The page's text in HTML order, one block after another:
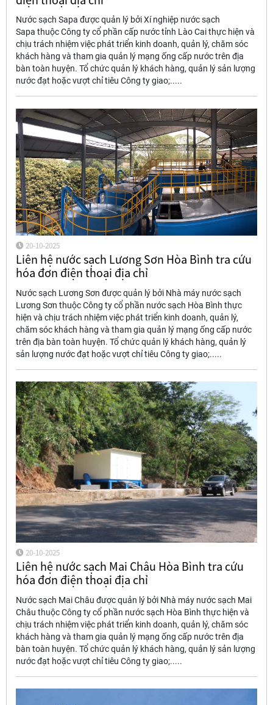
Nước sạch Sapa được quản lý bởi Xí nghiệp nước sạch
Sapa thuộc Công ty cổ phần cấp nước tỉnh Lào Cai thực hiện và
chịu trách nhiệm việc phát triển kinh doanh, quản lý, chăm sóc
khách hàng và tham gia quản lý mạng ống cấp nước trên địa
bàn toàn huyện. Tổ chức quản lý khách hàng, quản lý sản lượng
nước đạt hoặc vượt chỉ tiêu Công ty giao;.....
20-10-2025
Liên hệ nước sạch Lương Sơn Hòa Bình tra cứu
hóa đơn điện thoại địa chỉ
Nước sạch Lương Sơn được quản lý bởi Nhà máy nước sạch
Lương Sơn thuộc Công ty cổ phần nước sạch Hòa Bình thực
hiện và chịu trách nhiệm việc phát triển kinh doanh, quản lý,
chăm sóc khách hàng và tham gia quản lý mạng ống cấp nước
trên địa bàn toàn huyện. Tổ chức quản lý khách hàng, quản lý
sản lượng nước đạt hoặc vượt chỉ tiêu Công ty giao;.....
20-10-2025
Liên hệ nước sạch Mai Châu Hòa Bình tra cứu
hóa đơn điện thoại địa chỉ
Nước sạch Mai Châu được quản lý bởi Nhà máy nước sạch Mai
Châu thuộc Công ty cổ phần nước sạch Hòa Bình thực hiện và
chịu trách nhiệm việc phát triển kinh doanh, quản lý, chăm sóc
khách hàng và tham gia quản lý mạng ống cấp nước trên địa
bàn toàn huyện. Tổ chức quản lý khách hàng, quản lý sản lượng
nước đạt hoặc vượt chỉ tiêu Công ty giao;.....